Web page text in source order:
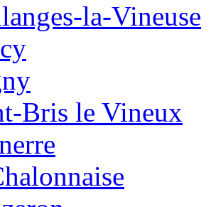
la-Vineuse
Bris le Vineux